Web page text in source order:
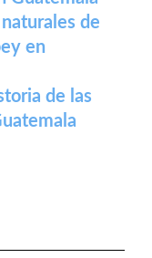
de
en
de las